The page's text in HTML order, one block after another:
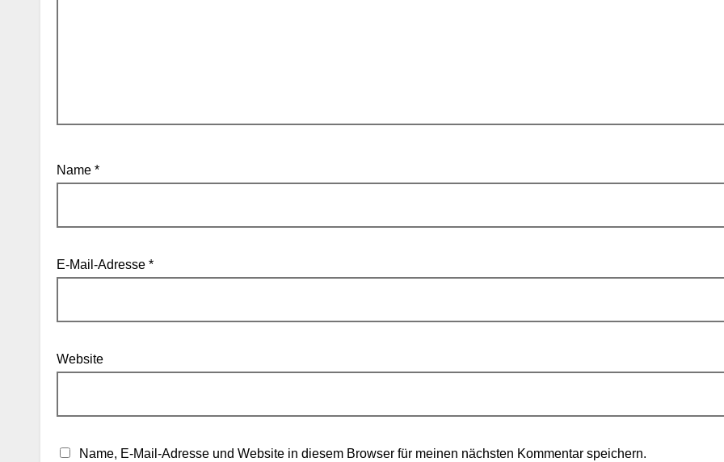
Name *
E-Mail-Adresse *
Website
Name, E-Mail-Adresse und Website in diesem Browser für meinen nächsten Kommentar speichern.